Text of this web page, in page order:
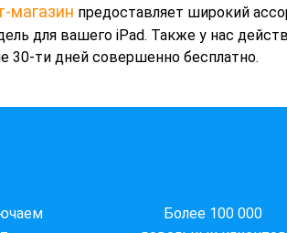
магазин предоставляет широкий
для вашего iPad. Также у нас
30-ти дней совершенно бесплатно.
Более 100 000